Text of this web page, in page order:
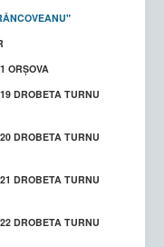
ORŞOVA
DROBETA TURNU
DROBETA TURNU
DROBETA TURNU
DROBETA TURNU